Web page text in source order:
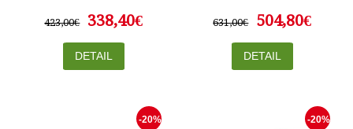
423,00€ 338,40€
DETAIL
631,00€ 504,80€
DETAIL
-20% -20%